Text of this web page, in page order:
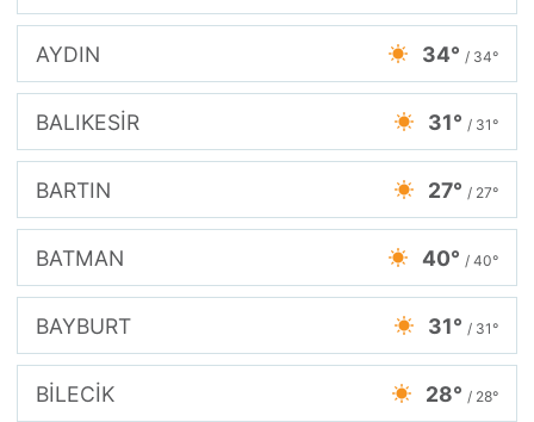
AYDIN 34° / 34°
BALIKESİR 31° / 31°
BARTIN 27° / 27°
BATMAN 40° / 40°
BAYBURT 31° / 31°
BİLECİK 28° / 28°